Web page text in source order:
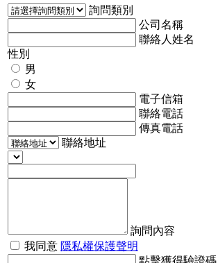
詢問類別
公司名稱
聯絡人姓名
性別
男
女
電子信箱
聯絡電話
傳真電話
聯絡地址
詢問內容
我同意 隱私權保護聲明
點擊獲得驗證碼